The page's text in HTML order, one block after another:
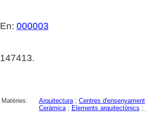
En: 000003
147413.
Matèries: Arquitectura; Centres d'ensenyament
Ceràmica; Elements arquitectònics ;